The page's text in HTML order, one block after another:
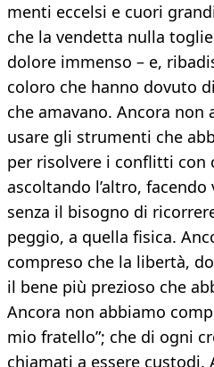
menti eccelsi e cuori
che la vendetta nulla
dolore immenso – e,
coloro che hanno dovuto
che amavano. Ancora
usare gli strumenti che
per risolvere i conflitti con
ascoltando l’altro,
senza il bisogno di
peggio, a quella fisica.
compreso che la libertà,
il bene più prezioso che
Ancora non abbiamo
mio fratello”; che di ogni
chiamati a essere custodi.